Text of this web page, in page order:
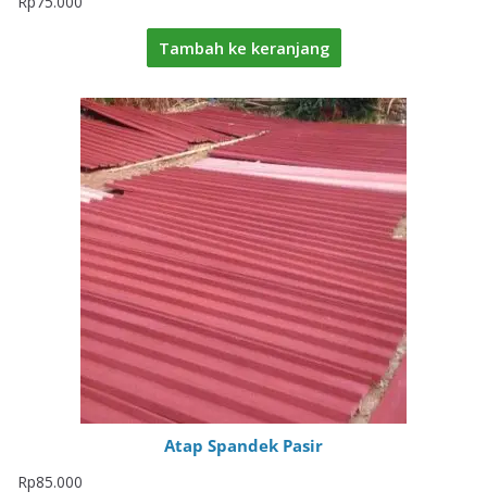
Tambah ke keranjang
Atap Spandek Pasir
Rp85.000